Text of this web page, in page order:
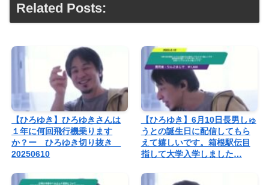
Related Posts:
【ひろゆき】ひろゆきさんは
１年に何回飛行機乗ります
か？ー ひろゆき切り抜き
20250610
【ひろゆき】6月10日長男しゅ
うとの誕生日に配信してもら
えて嬉しいです。箱根駅伝目
指して大学入学しました…